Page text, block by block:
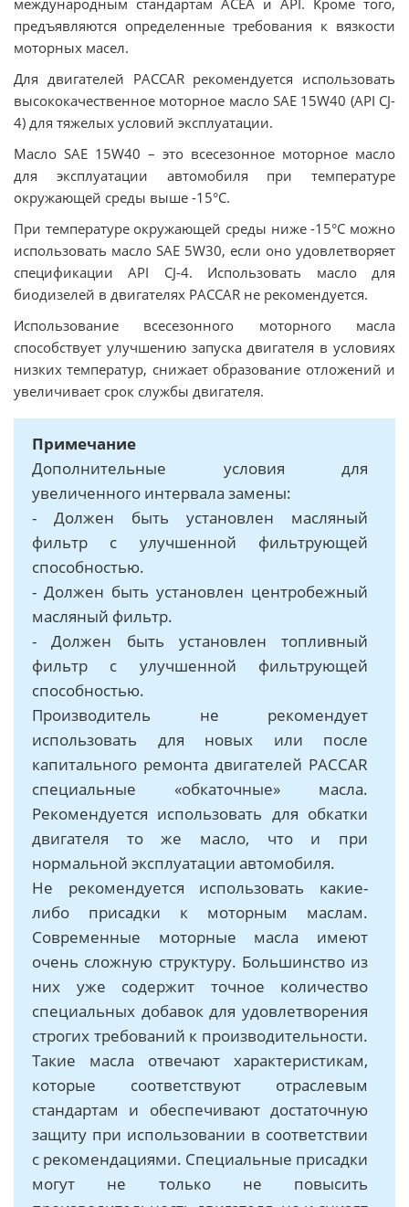
международным стандартам ACEA и API. Кроме того,
предъявляются определенные требования к вязкости
моторных масел.
Для двигателей PACCAR рекомендуется использовать
высококачественное моторное масло SAE 15W40 (API CJ-
4) для тяжелых условий эксплуатации.
Масло SAE 15W40 – это всесезонное моторное масло
для эксплуатации автомобиля при температуре
окружающей среды выше -15°С.
При температуре окружающей среды ниже -15°С можно
использовать масло SAE 5W30, если оно удовлетворяет
спецификации API CJ-4. Использовать масло для
биодизелей в двигателях PACCAR не рекомендуется.
Использование всесезонного моторного масла
способствует улучшению запуска двигателя в условиях
низких температур, снижает образование отложений и
увеличивает срок службы двигателя.
Примечание
Дополнительные условия для
увеличенного интервала замены:
- Должен быть установлен масляный
фильтр с улучшенной фильтрующей
способностью.
- Должен быть установлен центробежный
масляный фильтр.
- Должен быть установлен топливный
фильтр с улучшенной фильтрующей
способностью.
Производитель не рекомендует
использовать для новых или после
капитального ремонта двигателей PACCAR
специальные «обкаточные» масла.
Рекомендуется использовать для обкатки
двигателя то же масло, что и при
нормальной эксплуатации автомобиля.
Не рекомендуется использовать какие-
либо присадки к моторным маслам.
Современные моторные масла имеют
очень сложную структуру. Большинство из
них уже содержит точное количество
специальных добавок для удовлетворения
строгих требований к производительности.
Такие масла отвечают характеристикам,
которые соответствуют отраслевым
стандартам и обеспечивают достаточную
защиту при использовании в соответствии
с рекомендациями. Специальные присадки
могут не только не повысить